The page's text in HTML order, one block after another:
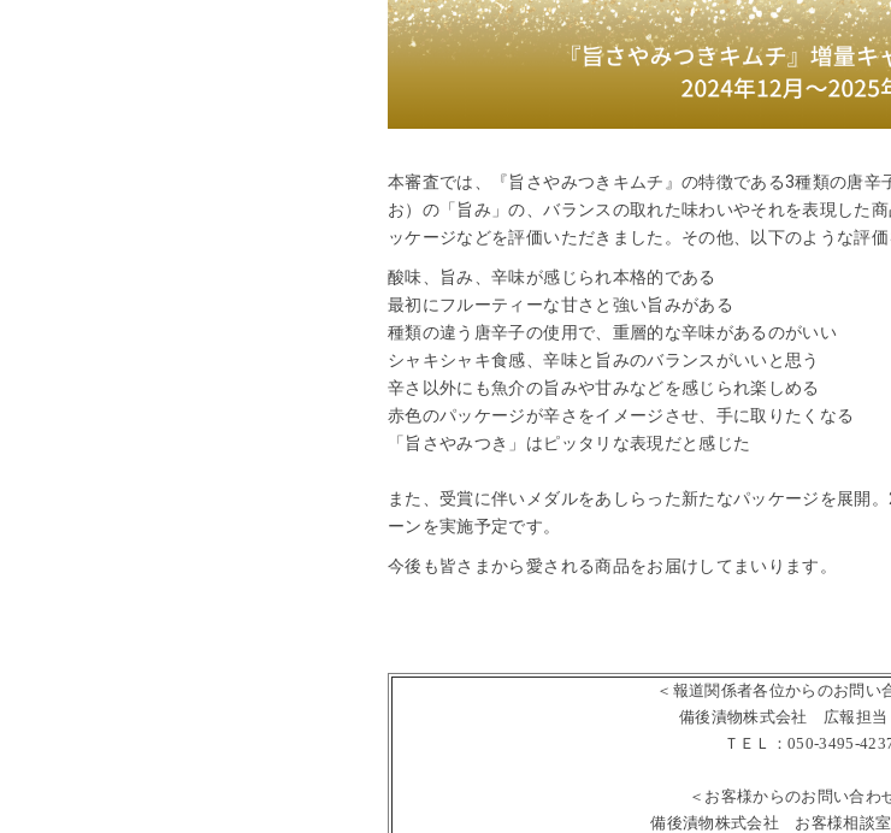
本審査では、『旨さやみつきキムチ』の特徴である3種類の唐辛
お）の「旨み」の、バランスの取れた味わいやそれを表現した
ッケージなどを評価いただきました。その他、以下のような評価
酸味、旨み、辛味が感じられ本格的である
最初にフルーティーな甘さと強い旨みがある
種類の違う唐辛子の使用で、重層的な辛味があるのがいい
シャキシャキ食感、辛味と旨みのバランスがいいと思う
辛さ以外にも魚介の旨みや甘みなどを感じられ楽しめる
赤色のパッケージが辛さをイメージさせ、手に取りたくなる
「旨さやみつき」はピッタリな表現だと感じた
また、受賞に伴いメダルをあしらった新たなパッケージを展開。
ーンを実施予定です。
今後も皆さまから愛される商品をお届けしてまいります。
＜報道関係者各位からのお問い
備後漬物株式会社 広報担
ＴＥＬ：050-3495-
＜お客様からのお問い合わ
備後漬物株式会社 お客